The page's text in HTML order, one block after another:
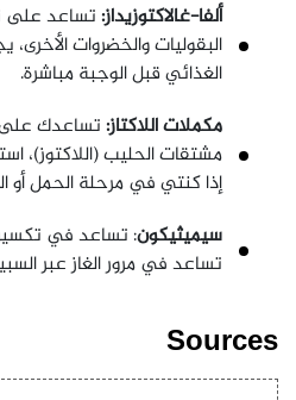
ألفا-غالاكتوزيداز:تساعد على
البقوليات والخضروات
الغذائي قبل الوجبة مباشرة.
مكملات اللاكتاز:تساعدك
مشتقات الحليب (اللاكتوز)،
إذا كنتي في مرحلة الحمل أو
سيميثيكون: تساعد في تكسير
تساعد في مرور الغاز عبر
Sources